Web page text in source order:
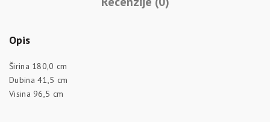
Opis
Širina 180,0 cm
Dubina 41,5 cm
Visina 96,5 cm